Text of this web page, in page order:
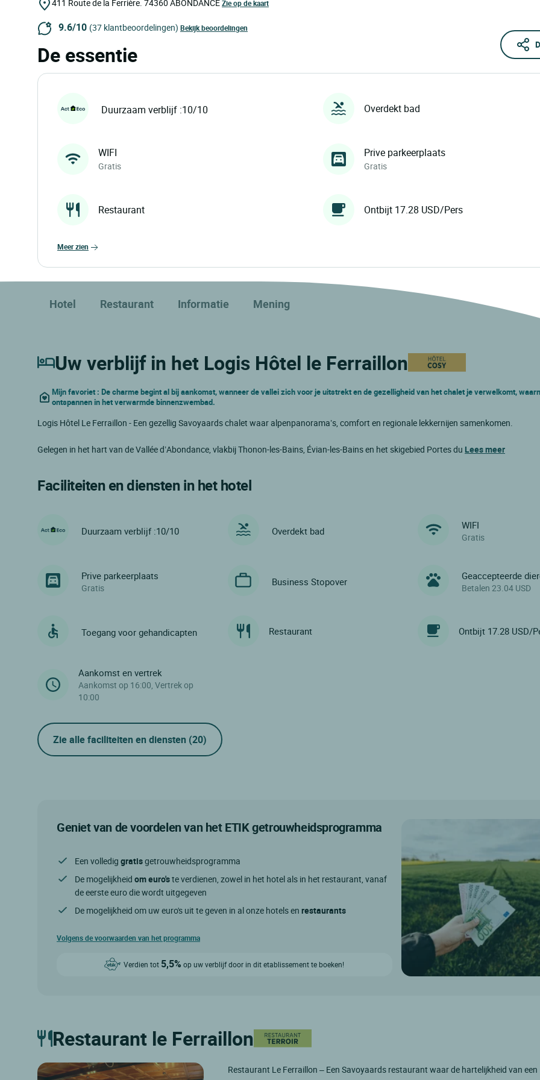
411 Route de la Ferrière. 74360 ABONDANCEZie op de kaart
9.6/10 (37 klantbeoordelingen) Bekijk beoordelingen
De essentie
Duurzaam verblijf :10/10 Overdekt bad
WIFI
Gratis
Prive parkeerplaats
Gratis
Restaurant Ontbijt 17.28 USD/Pers
meer zien
Hotel Restaurant Informatie Mening
Uw verblijf in het Logis Hôtel le Ferraillon
Mijn favoriet : De charme begint al bij aankomst, wanneer de vallei zich voor je uitstrekt en de gezelligheid van het chalet je verwelkomt,
ontspannen in het verwarmde binnenzwembad.
Logis Hôtel Le Ferraillon - Een gezellig Savoyaards chalet waar alpenpanorama’s, comfort en regionale lekkernijen samenkomen.
Gelegen in het hart van de Vallée d’Abondance, vlakbij Thonon-les-Bains, Évian-les-Bains en het skigebied Portes du Lees meer
Faciliteiten en diensten in het hotel
Duurzaam verblijf :10/10 Overdekt bad WIFI
Gratis
Prive parkeerplaats
Gratis
Business Stopover Geaccepteerde
Betalen 23.04 USD
Toegang voor gehandicapten Restaurant Ontbijt 17.28 USD/
Aankomst en vertrek
Aankomst op 16:00, Vertrek op
10:00
Zie alle faciliteiten en diensten (20)
Geniet van de voordelen van het ETIK getrouwheidsprogramma
Een volledig gratisgetrouwheidsprogramma
De mogelijkheid om euro'ste verdienen, zowel in het hotel als in het restaurant, vanaf
de eerste euro die wordt uitgegeven
De mogelijkheid om uw euro's uit te geven in al onze hotels en restaurants
Volgens de voorwaarden van het programma
Verdien tot 5,5% op uw verblijf door in dit etablissement te boeken!
Restaurant le Ferraillon
Restaurant Le Ferraillon – Een Savoyaards restaurant waar de hartelijkheid van een